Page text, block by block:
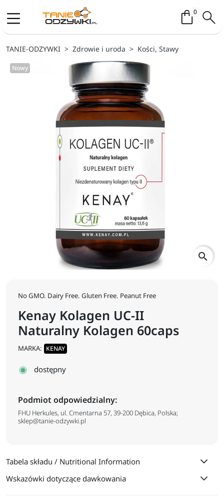
0Koszyk /
TANIE-ODZYWKI Zdrowie i uroda Kości, Stawy
Nowy
search
No GMO. Dairy Free. Gluten Free. Peanut Free
Kenay Kolagen UC-II
Naturalny Kolagen 60caps
MARKA: KENAY
dostępny
Podmiot odpowiedzialny:
FHU Herkules, ul. Cmentarna 57, 39-200 Dębica, Polska;
sklep@tanie-odzywki.pl
Tabela składu / Nutritional Information
Wskazówki dotyczące dawkowania